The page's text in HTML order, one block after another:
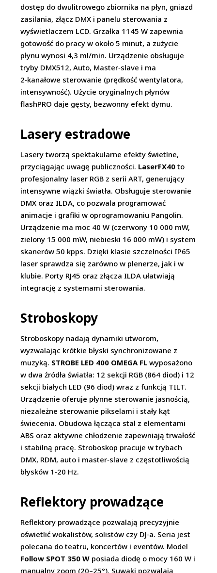
dostęp do dwulitrowego zbiornika na płyn, gniazd
zasilania, złącz DMX i panelu sterowania z
wyświetlaczem LCD. Grzałka 1145 W zapewnia
gotowość do pracy w około 5 minut, a zużycie
płynu wynosi 4,3 ml/min. Urządzenie obsługuje
tryby DMX512, Auto, Master‑slave i ma
2‑kanałowe sterowanie (prędkość wentylatora,
intensywność). Użycie oryginalnych płynów
flashPRO daje gęsty, bezwonny efekt dymu.
Lasery estradowe
Lasery tworzą spektakularne efekty świetlne,
przyciągając uwagę publiczności. LaserFX40 to
profesjonalny laser RGB z serii ART, generujący
intensywne wiązki światła. Obsługuje sterowanie
DMX oraz ILDA, co pozwala programować
animacje i grafiki w oprogramowaniu Pangolin.
Urządzenie ma moc 40 W (czerwony 10 000 mW,
zielony 15 000 mW, niebieski 16 000 mW) i system
skanerów 50 kpps. Dzięki klasie szczelności IP65
laser sprawdza się zarówno w plenerze, jak i w
klubie. Porty RJ45 oraz złącza ILDA ułatwiają
integrację z systemami sterowania.
Stroboskopy
Stroboskopy nadają dynamiki utworom,
wyzwalając krótkie błyski synchronizowane z
muzyką. STROBE LED 400 OMEGA FL wyposażono
w dwa źródła światła: 12 sekcji RGB (864 diod) i 12
sekcji białych LED (96 diod) wraz z funkcją TILT.
Urządzenie oferuje płynne sterowanie jasnością,
niezależne sterowanie pikselami i stały kąt
świecenia. Obudowa łącząca stal z elementami
ABS oraz aktywne chłodzenie zapewniają trwałość
i stabilną pracę. Stroboskop pracuje w trybach
DMX, RDM, auto i master‑slave z częstotliwością
błysków 1‑20 Hz.
Reflektory prowadzące
Reflektory prowadzące pozwalają precyzyjnie
oświetlić wokalistów, solistów czy DJ‑a. Seria jest
polecana do teatru, koncertów i eventów. Model
Follow SPOT 350 W posiada diodę o mocy 160 W i
manualny zoom (20–25°). Suwaki pozwalają